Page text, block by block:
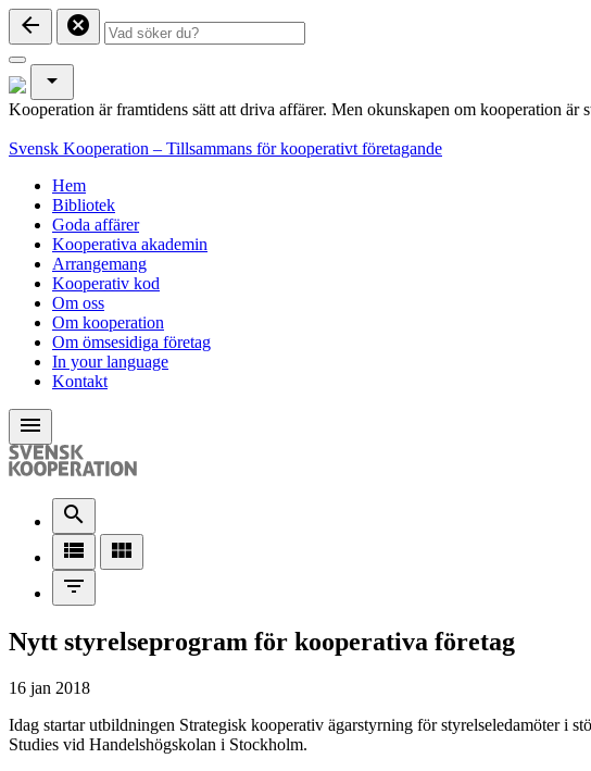
arrow_back cancel
arrow_drop_down
Kooperation är framtidens sätt att driva affärer. Men okunskapen om kooperation
Svensk Kooperation – Tillsammans för kooperativt företagande
Hem
Bibliotek
Goda affärer
Kooperativa akademin
Arrangemang
Kooperativ kod
Om oss
Om kooperation
Om ömsesidiga företag
In your language
Kontakt
menu
search
view_list
view_module
filter_list
Nytt styrelseprogram för kooperativa företag
16 jan 2018
Idag startar utbildningen Strategisk kooperativ ägarstyrning för styrelseledamöter i
Studies vid Handelshögskolan i Stockholm.